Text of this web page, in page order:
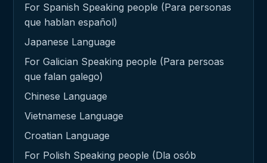
For Spanish Speaking people (Para personas
que hablan español)
Japanese Language
For Galician Speaking people (Para persoas
que falan galego)
Chinese Language
Vietnamese Language
Croatian Language
For Polish Speaking people (Dla osób